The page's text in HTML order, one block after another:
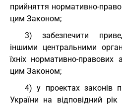
прийняття нормативно-
цим Законом;
3) забезпечити
іншими центральними
їхніх нормативно-правових
цим Законом;
4) у проектах законів
України на відповідний